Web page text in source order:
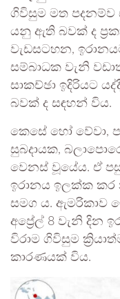
ගිවිසුම මත පදනම්ව
යනු ඇති බවක් ද
වැඩසටහන,
සම්බාධක වැනි
සාකච්ඡා ඉදිරියට
බවක් ද සඳහන් විය.
කෙසේ හෝ වේවා,
සුබදායක,
වෙනස් වූයේය. ඒ
ඉරානය ඉලක්ක කර
සමග ය. ඇමරිකාව
අප්‍රේල් 8 වැනි දින
විරාම ගිවිසුම
කාරණයක් විය.